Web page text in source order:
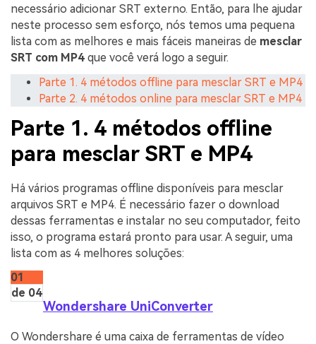
necessário adicionar SRT externo. Então, para lhe ajudar
neste processo sem esforço, nós temos uma pequena
lista com as melhores e mais fáceis maneiras de mesclar
SRT com MP4 que você verá logo a seguir.
Parte 1. 4 métodos offline para mesclar SRT e MP4
Parte 2. 4 métodos online para mesclar SRT e MP4
Parte 1. 4 métodos offline
para mesclar SRT e MP4
Há vários programas offline disponíveis para mesclar
arquivos SRT e MP4. É necessário fazer o download
dessas ferramentas e instalar no seu computador, feito
isso, o programa estará pronto para usar. A seguir, uma
lista com as 4 melhores soluções:
01
de 04
Wondershare UniConverter
O Wondershare é uma caixa de ferramentas de vídeo